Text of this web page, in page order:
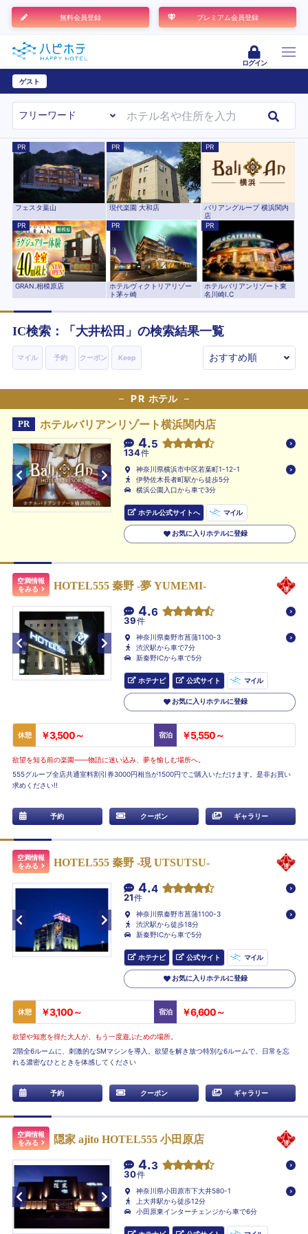
無料会員登録 プレミアム会員登録
ログイン
ゲスト
PR
フェスタ葉山
PR
現代楽園 大和店
PR
バリアングループ 横浜関内
店
PR
GRAN.相模原店
PR
ホテルヴィクトリアリゾー
ト茅ヶ崎
PR
ホテルバリアンリゾート東
名川崎I.C
IC検索：「 大井松田 」の検索結果一覧
マイル 予約 クーポン Keep
PR ホテル
PR ホテルバリアンリゾート横浜関内店
4.5
134件
神奈川県横浜市中区若葉町1-12-1
伊勢佐木長者町駅から徒歩5分
横浜公園入口から車で3分
ホテル公式サイトへ マイル
お気に入りホテルに登録
空満情報
をみる
HOTEL555 秦野 -夢 YUMEMI-
4.6
39件
神奈川県秦野市菖蒲1100-3
渋沢駅から車で7分
新秦野ICから車で5分
ホテナビ 公式サイト マイル
お気に入りホテルに登録
休憩 ￥3,500～ 宿泊 ￥5,550～
欲望を知る前の楽園――物語に迷い込み、夢を愉しむ場所へ。
555グループ全店共通室料割引券3000円相当が1500円でご購入いただけます。是非お買い
求めください!!
予約 クーポン ギャラリー
空満情報
をみる
HOTEL555 秦野 -現 UTSUTSU-
4.4
21件
神奈川県秦野市菖蒲1100-3
渋沢駅から徒歩18分
新秦野ICから車で5分
ホテナビ 公式サイト マイル
お気に入りホテルに登録
休憩 ￥3,100～ 宿泊 ￥6,600～
欲望や知恵を得た大人が、もう一度遊ぶための場所。
2階全6ルームに、刺激的なSMマシンを導入。欲望を解き放つ特別な6ルームで、日常を忘
れる濃密なひとときを体感してください
予約 クーポン ギャラリー
空満情報
をみる
隠家 ajito HOTEL555 小田原店
4.3
30件
神奈川県小田原市下大井580-1
上大井駅から徒歩12分
小田原東インターチェンジから車で6分